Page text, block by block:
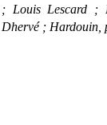
; Louis Lescard ;
Dhervé ; Hardouin,